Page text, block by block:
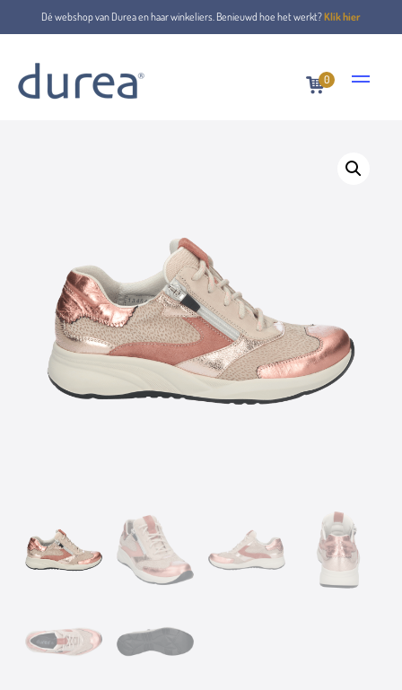
Dé webshop van Durea en haar winkeliers. Benieuwd hoe het werkt?Klik hier
0
Home Veterschoenen